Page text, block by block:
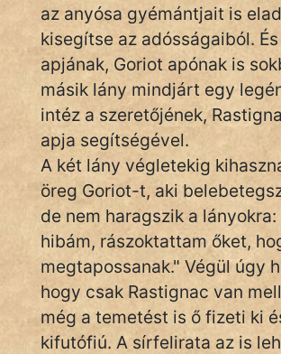
az anyósa gyémántjait is
kisegítse az adósságaiból.
apjának, Goriot apónak is
másik lány mindjárt egy
intéz a szeretőjének,
apja segítségével.
A két lány végletekig
öreg Goriot-t, aki
de nem haragszik a lányokra:
hibám, rászoktattam őket,
megtapossanak." Végül úgy
hogy csak Rastignac van
még a temetést is ő fizeti ki
kifutófiú. A sírfelirata az is